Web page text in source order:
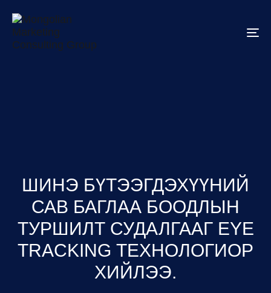
ШИНЭ БҮТЭЭГДЭХҮҮНИЙ
САВ БАГЛАА БООДЛЫН
ТУРШИЛТ СУДАЛГААГ EYE
TRACKING ТЕХНОЛОГИОР
ХИЙЛЭЭ.